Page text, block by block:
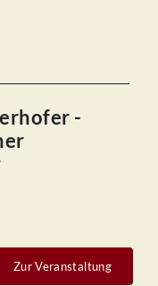
-
Zur Veranstaltung